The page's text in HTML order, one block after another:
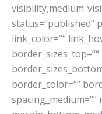
visibility,medium-
status=“published“
link_color=““
border_color=““
spacing_medium=““